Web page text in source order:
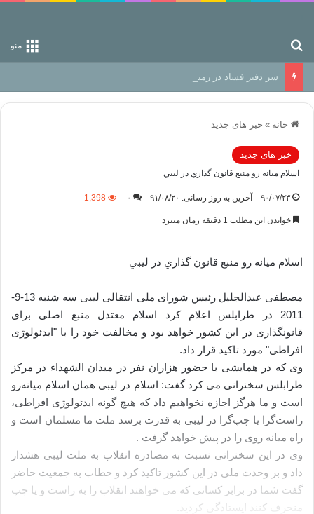
منو
سر دفتر فساد در زمین‌، دوری وکناره‌گیری از راه خداست‌!
خانه » خبر های جدید
خبر های جدید
اسلام ميانه رو منبع قانون گذاري در ليبي
۹۰/۰۷/۲۳ آخرین به روز رسانی: ۹۱/۰۸/۲۰ ۰ 1,398
خواندن این مطلب 1 دقیقه زمان میبرد
اسلام ميانه رو منبع قانون گذاري در ليبي
مصطفی عبدالجلیل رئیس شورای ملی انتقالی لیبی سه شنبه 13-9-
2011 در طرابلس اعلام کرد اسلام معتدل منبع اصلی برای
قانونگذاری در این کشور خواهد بود و مخالفت خود را با "ایدئولوژی
افراطی" مورد تاکید قرار داد.
وی که در همایشی با حضور هزاران نفر در میدان الشهداء در مركز
طرابلس سخنرانی می کرد گفت: اسلام در لیبی همان اسلام میانه‌رو
است و ما هرگز اجازه نخواهیم داد كه هیچ گونه ایدئولوژی افراطی،
راست‌گرا یا چپ‌گرا در لیبی به قدرت برسد ملت ما مسلمان است و
راه میانه روی را در پیش خواهد گرفت .
وی در این سخنرانی نسبت به مصادره انقلاب به ملت لیبی هشدار
داد و بر وحدت ملی در این کشور تاکید کرد و خطاب به جمعیت حاضر
گفت شما در برابر کسانی که می خواهند انقلاب را به راست و یا چپ
منحرف کنند ایستادگی کردید.